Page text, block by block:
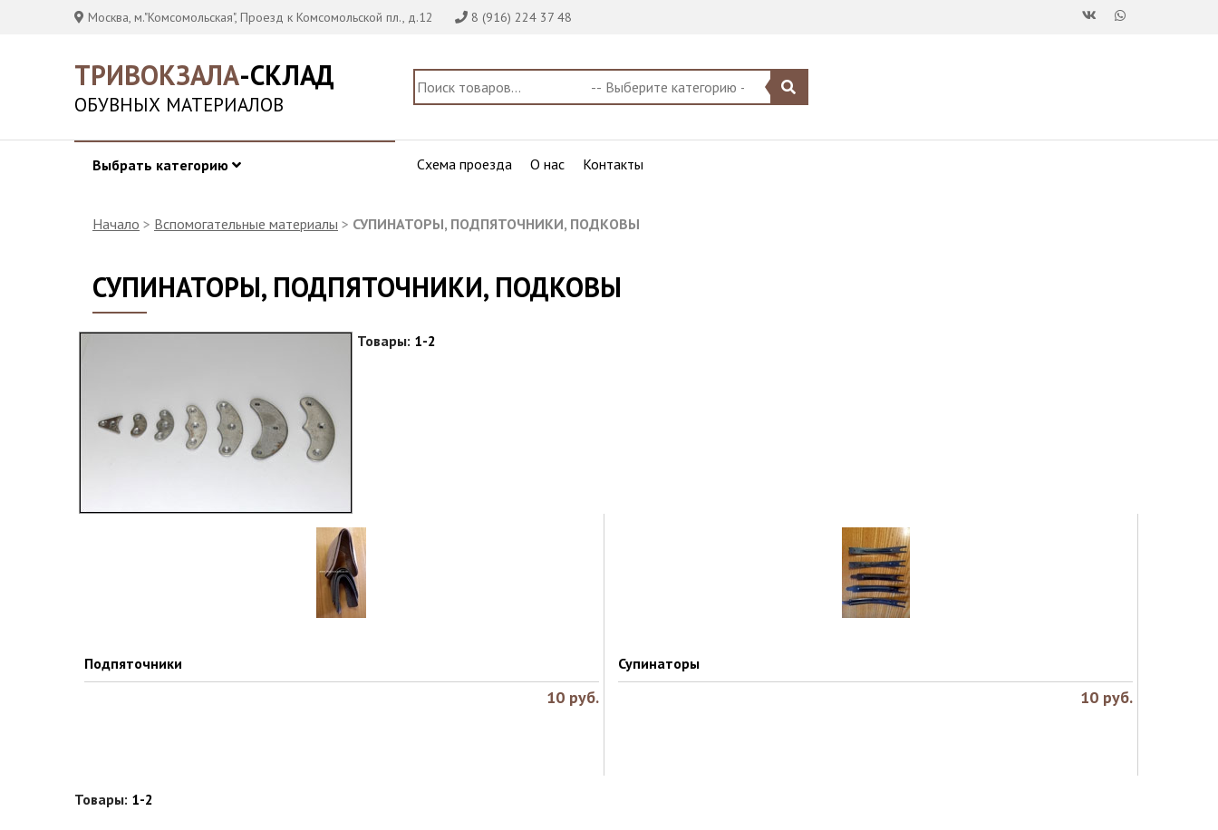
Москва, м."Комсомольская", Проезд к Комсомольской пл., д.12 8 (916) 224 37 48
ТРИВОКЗАЛА-СКЛАД
ОБУВНЫХ МАТЕРИАЛОВ
Выбрать категорию Схема проезда О нас Контакты
Начало > Вспомогательные материалы > СУПИНАТОРЫ, ПОДПЯТОЧНИКИ, ПОДКОВЫ
СУПИНАТОРЫ, ПОДПЯТОЧНИКИ, ПОДКОВЫ
Товары: 1-2
Подпяточники
10 руб.
Супинаторы
10 руб.
Товары: 1-2